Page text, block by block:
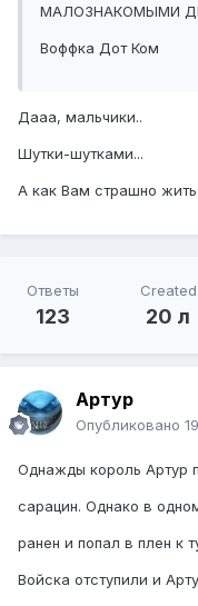
МАЛОЗНАКОМЫМИ
Воффка Дот Ком
Дааа, мальчики..
Шутки-шутками...
А как Вам страшно
Ответы
123
Created
20 л
Артур
Опубликовано
Однажды король Артур
сарацин. Однако в
ранен и попал в плен к
Войска отступили и